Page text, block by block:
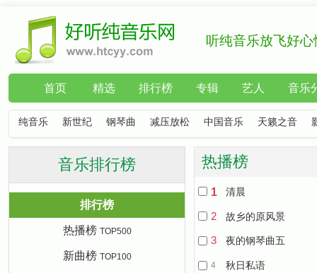
听纯音乐放飞好心
首页 精选 排行榜 专辑 艺人 音乐
纯音乐 新世纪 钢琴曲 减压放松 中国音乐 天籁之音
音乐排行榜
排行榜
热播榜 TOP500
新曲榜 TOP100
热播榜
1 清晨
2 故乡的原风景
3 夜的钢琴曲五
4 秋日私语